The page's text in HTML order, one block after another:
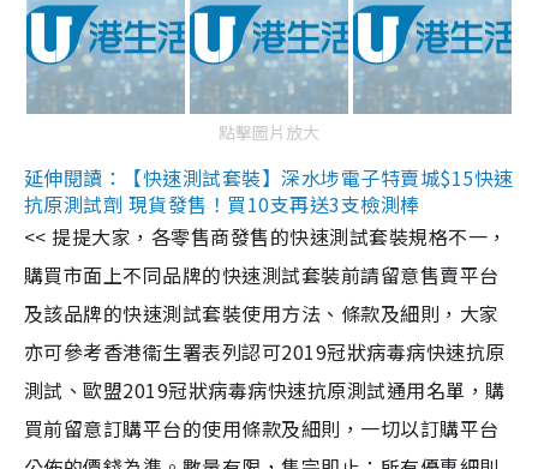
點擊圖片放大
延伸閱讀：【快速測試套裝】深水埗電子特賣城$15快速
抗原測試劑 現貨發售！買10支再送3支檢測棒
<< 提提大家，各零售商發售的快速測試套裝規格不一，
購買市面上不同品牌的快速測試套裝前請留意售賣平台
及該品牌的快速測試套裝使用方法、條款及細則，大家
亦可參考香港衞生署表列認可2019冠狀病毒病快速抗原
測試、歐盟2019冠狀病毒病快速抗原測試通用名單，購
買前留意訂購平台的使用條款及細則，一切以訂購平台